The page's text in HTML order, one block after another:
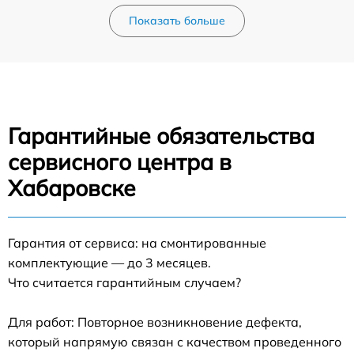
Показать больше
Гарантийные обязательства
сервисного центра в
Хабаровске
Гарантия от сервиса: на смонтированные
комплектующие — до 3 месяцев.
Что считается гарантийным случаем?
Для работ: Повторное возникновение дефекта,
который напрямую связан с качеством проведенного